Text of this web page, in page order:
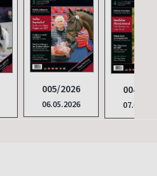
005/2026
06.05.2026
004/